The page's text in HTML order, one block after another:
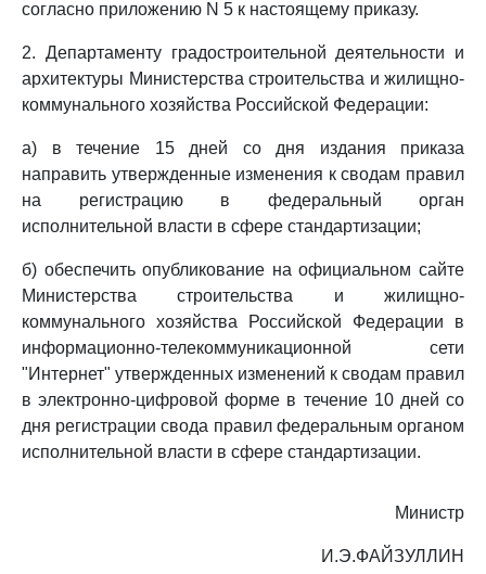
согласно приложению N 5 к настоящему приказу.
2. Департаменту градостроительной деятельности и
архитектуры Министерства строительства и жилищно-
коммунального хозяйства Российской Федерации:
а) в течение 15 дней со дня издания приказа
направить утвержденные изменения к сводам правил
на регистрацию в федеральный орган
исполнительной власти в сфере стандартизации;
б) обеспечить опубликование на официальном сайте
Министерства строительства и жилищно-
коммунального хозяйства Российской Федерации в
информационно-телекоммуникационной сети
"Интернет" утвержденных изменений к сводам правил
в электронно-цифровой форме в течение 10 дней со
дня регистрации свода правил федеральным органом
исполнительной власти в сфере стандартизации.
Министр
И.Э.ФАЙЗУЛЛИН